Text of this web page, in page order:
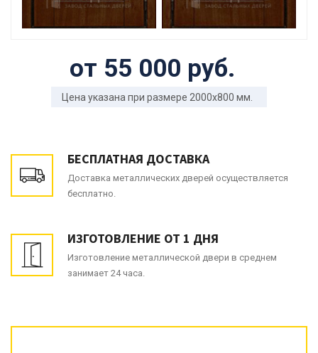
от 55 000 руб.
Цена указана при размере 2000x800 мм.
БЕСПЛАТНАЯ ДОСТАВКА
Доставка металлических дверей осуществляется
бесплатно.
ИЗГОТОВЛЕНИЕ ОТ 1 ДНЯ
Изготовление металлической двери в среднем
занимает 24 часа.